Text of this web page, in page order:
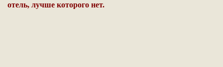
отель, лучше которого нет.